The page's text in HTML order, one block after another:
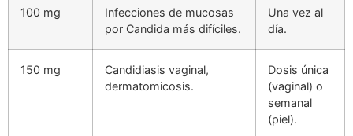
100 mg
Infecciones de mucosas
por Candida más difíciles.
Una vez al
día.
150 mg
Candidiasis vaginal,
dermatomicosis.
Dosis única
(vaginal) o
semanal
(piel).